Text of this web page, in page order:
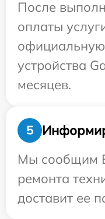
После
оплаты
устройства
месяцев.
5
Мы сообщим
ремонта
доставит ее